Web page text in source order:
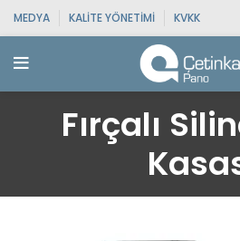
MEDYA KALITE YÖNETIMI KVKK
Fırçalı